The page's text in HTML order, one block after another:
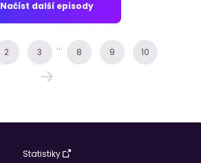
Načíst další episody
2 3 ... 8 9 10
Statistiky